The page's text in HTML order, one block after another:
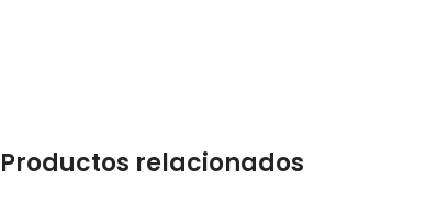
Productos relacionados